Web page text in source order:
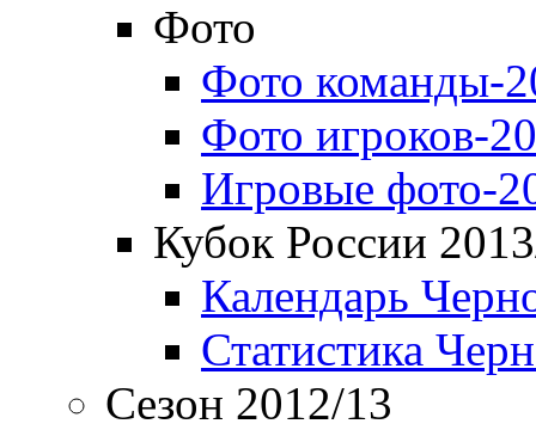
Фото
Фото команды-
Фото игроков-
Игровые фото-
Кубок России
Календарь
Статистика
Сезон 2012/13